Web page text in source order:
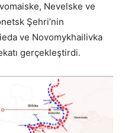
Nevelske ve
Şehri’nin
ve Novomykhailivka
gerçekleştirdi.